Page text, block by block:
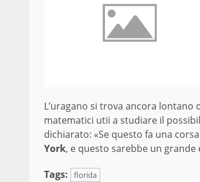
L’uragano si trova ancora
matematici utii a studiare il
dichiarato: «Se questo fa una
York, e questo sarebbe un
Tags:
florida